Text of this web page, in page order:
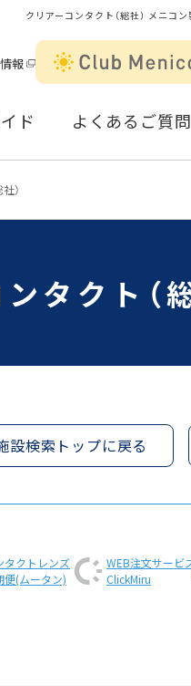
クリアーコンタクト（総社） メニ
報
ド よくあるご質問
）
タクト（
設検索トップに戻る
タクトレンズ
便(ムータン)
WEB注文サービ
ClickMiru